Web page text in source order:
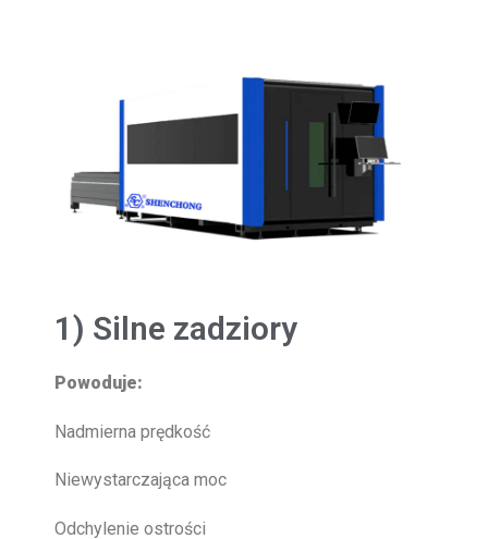
1) Silne zadziory
Powoduje:
Nadmierna prędkość
Niewystarczająca moc
Odchylenie ostrości